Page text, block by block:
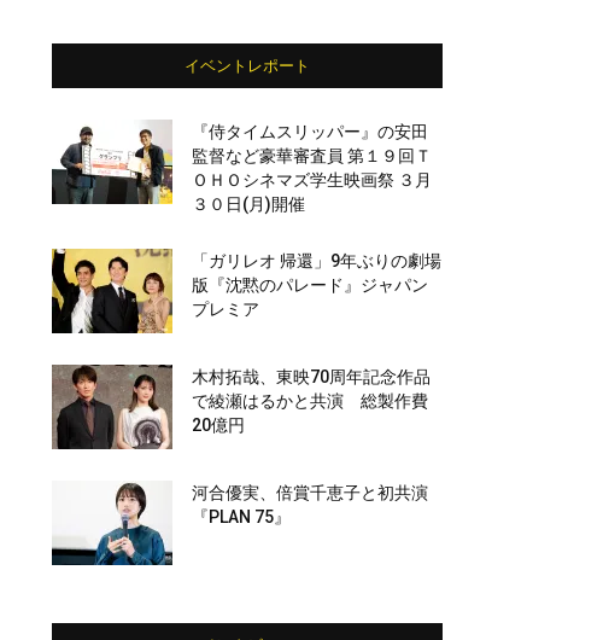
イベントレポート
『侍タイムスリッパー』の安田
監督など豪華審査員 第１９回Ｔ
ＯＨＯシネマズ学生映画祭 ３月
３０日(月)開催
「ガリレオ 帰還」9年ぶりの劇場
版『沈黙のパレード』ジャパン
プレミア
木村拓哉、東映70周年記念作品
で綾瀬はるかと共演 総製作費
20億円
河合優実、倍賞千恵子と初共演
『PLAN 75』